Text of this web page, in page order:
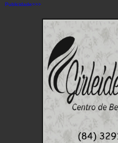
Publicidade>>>